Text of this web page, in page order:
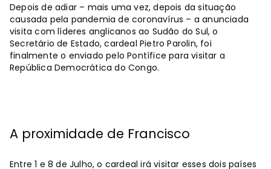
Depois de adiar – mais uma vez, depois da situação
causada pela pandemia de coronavírus – a anunciada
visita com líderes anglicanos ao Sudão do Sul, o
Secretário de Estado, cardeal Pietro Parolin, foi
finalmente o enviado pelo Pontífice para visitar a
República Democrática do Congo.
A proximidade de Francisco
Entre 1 e 8 de Julho, o cardeal irá visitar esses dois países